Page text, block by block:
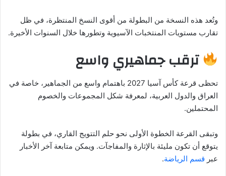
وتُعد هذه النسخة من البطولة من أقوى النسخ المنتظرة، في ظل
تقارب مستويات المنتخبات الآسيوية وتطورها خلال السنوات الأخيرة.
ترقب جماهيري واسع
تحظى قرعة كأس آسيا 2027 باهتمام واسع من الجماهير، خاصة في
العراق والدول العربية، لمعرفة شكل المجموعات والخصوم
المحتملين.
وتبقى القرعة الخطوة الأولى نحو حلم التتويج القاري، في بطولة
يتوقع أن تكون مليئة بالإثارة والمفاجآت. ويمكن متابعة آخر الأخبار
عبر قسم الرياضة.